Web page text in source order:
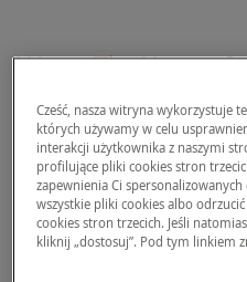
Wraz zThe Human
umożliwianie
letnich.
Lato to dla dzieci czas
powietrzu. Jednak w
Cześć, nasza witryna wykorzystuje
których używamy w celu
interakcji użytkownika z naszymi
profilujące pliki cookies stron
zapewnienia Ci
wszystkie pliki cookies albo
cookies stron trzecich. Jeśli
kliknij „dostosuj”. Pod tym linkiem